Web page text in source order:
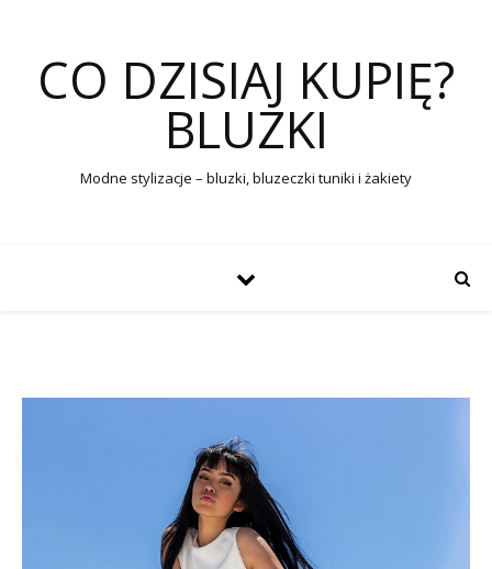
CO DZISIAJ KUPIĘ?
BLUZKI
Modne stylizacje – bluzki, bluzeczki tuniki i żakiety